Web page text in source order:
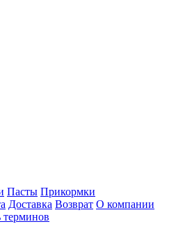
Пасты Прикормки
Доставка Возврат О компании
терминов